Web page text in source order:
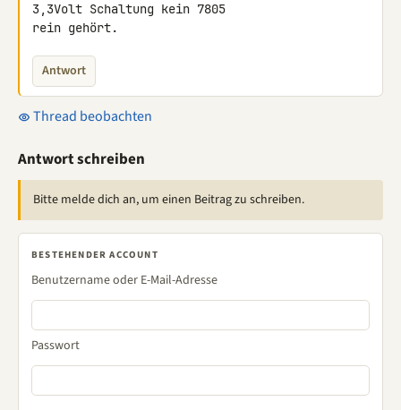
3,3Volt Schaltung kein 7805
rein gehört.
Antwort
Thread beobachten
Antwort schreiben
Bitte melde dich an, um einen Beitrag zu schreiben.
BESTEHENDER ACCOUNT
Benutzername oder E-Mail-Adresse
Passwort